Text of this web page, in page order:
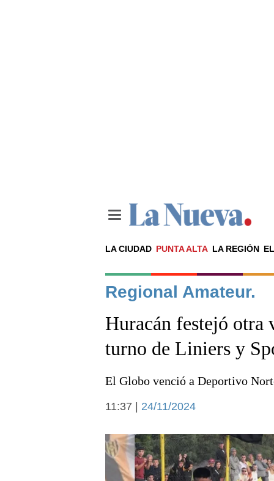
LA CIUDAD PUNTA ALTA LA REGIÓN
Noticias
Arte y cultura
Regional Amateur.
Huracán festejó otra
turno de Liniers y
El Globo venció a Deportivo
11:37 | 24/11/2024